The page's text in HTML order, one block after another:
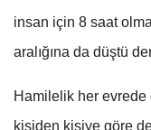
insan için 8 saat
aralığına da düştü
Hamilelik her
kişiden kişiye göre